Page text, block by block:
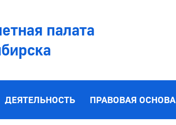
палата
ДЕЯТЕЛЬНОСТЬ ПРАВОВАЯ ОСНОВА